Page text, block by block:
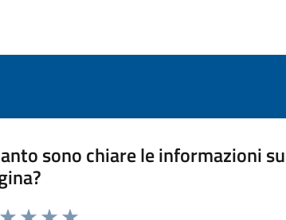
sono chiare le informazioni
da 1 a 5 stelle la pagina